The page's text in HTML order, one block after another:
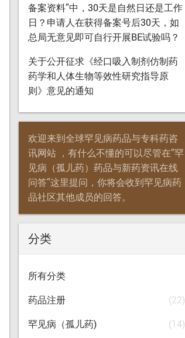
备案资料”中，30天是自然日还是工作
日？申请人在获得备案号后30天，如
总局无意见即可自行开展BE试验吗？
关于公开征求《经口吸入制剂仿制药
药学和人体生物等效性研究指导原
则》意见的通知
欢迎来到全球罕见病药品与专科药咨
讯网站 ，有什么不懂的可以尽管在”罕
见病（孤儿药）药品与新药资讯在线
问答”这里提问，你将会收到罕见病药
品社区其他成员的回答。
分类
所有分类
药品注册
(22)
罕见病（孤儿药)
(14)